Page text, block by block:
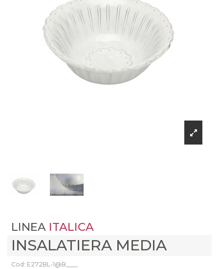
LINEA ITALICA
INSALATIERA MEDIA
Cod: E272BL-1@B____